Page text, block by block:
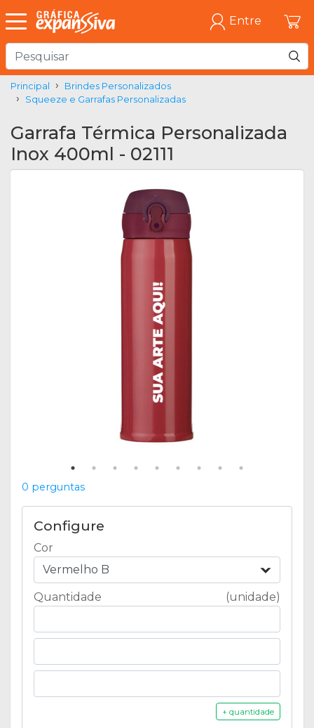
Entre
Principal
Brindes Personalizados
Squeeze e Garrafas Personalizadas
Garrafa Térmica Personalizada
Inox 400ml - 02111
0 perguntas
Configure
Cor
Vermelho B
Quantidade (unidade)
+ quantidade